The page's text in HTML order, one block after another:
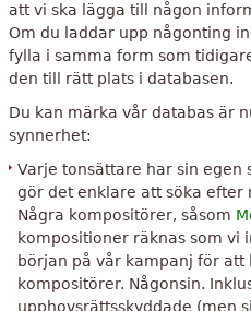
att vi ska lägga till någon
Om du laddar upp någonting
fylla i samma form som
den till rätt plats i databasen.
Du kan märka vår databas är
synnerhet:
Varje tonsättare har sin egen
gör det enklare att söka efter
Några kompositörer, såsom
kompositioner räknas som vi
början på vår kampanj för
kompositörer. Någonsin.
upphovsrättsskyddade (men